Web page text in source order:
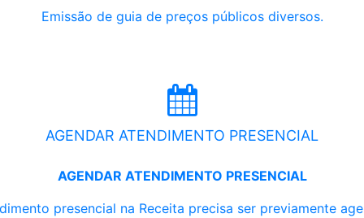
Emissão de guia de preços públicos diversos.
AGENDAR ATENDIMENTO PRESENCIAL
AGENDAR ATENDIMENTO PRESENCIAL
presencial na Receita precisa ser previamente